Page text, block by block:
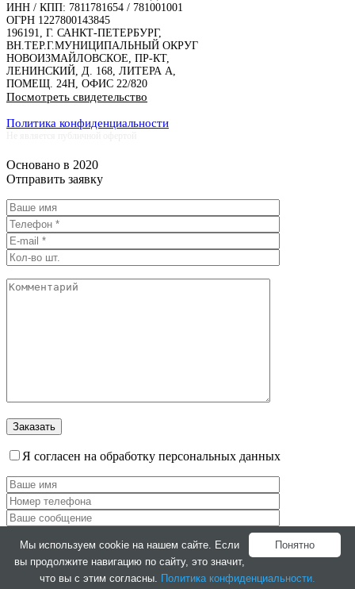
ИНН / КПП: 7811781654 / 781001001
ОГРН 1227800143845
196191, Г. САНКТ-ПЕТЕРБУРГ,
ВН.ТЕР.Г.МУНИЦИПАЛЬНЫЙ ОКРУГ
НОВОИЗМАЙЛОВСКОЕ, ПР-КТ,
ЛЕНИНСКИЙ, Д. 168, ЛИТЕРА А,
ПОМЕЩ. 24Н, ОФИС 22/820
Посмотреть свидетельство
Политика конфиденциальности
Основано в 2020
Отправить заявку
Я согласен на обработку персональных данных
Согласен на обработку персональных данных
Понятно
Мы используем cookie на нашем сайте. Если
вы продолжите навигацию по сайту, это значит,
что вы с этим согласны. Политика конфиденциальности.